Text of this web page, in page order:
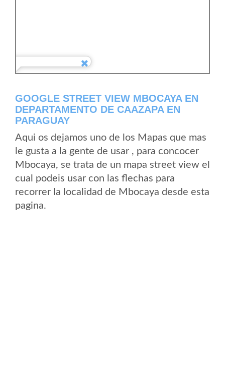
GOOGLE STREET VIEW MBOCAYA EN
DEPARTAMENTO DE CAAZAPA EN
PARAGUAY
Aqui os dejamos uno de los Mapas que mas
le gusta a la gente de usar , para concocer
Mbocaya, se trata de un mapa street view el
cual podeis usar con las flechas para
recorrer la localidad de Mbocaya desde esta
pagina.